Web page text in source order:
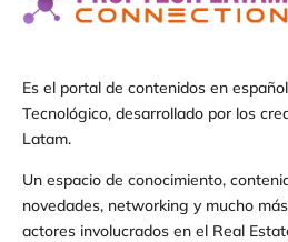
Es el portal de contenidos en
Tecnológico, desarrollado por los
Latam.
Un espacio de conocimiento,
novedades, networking y mucho
actores involucrados en el Real